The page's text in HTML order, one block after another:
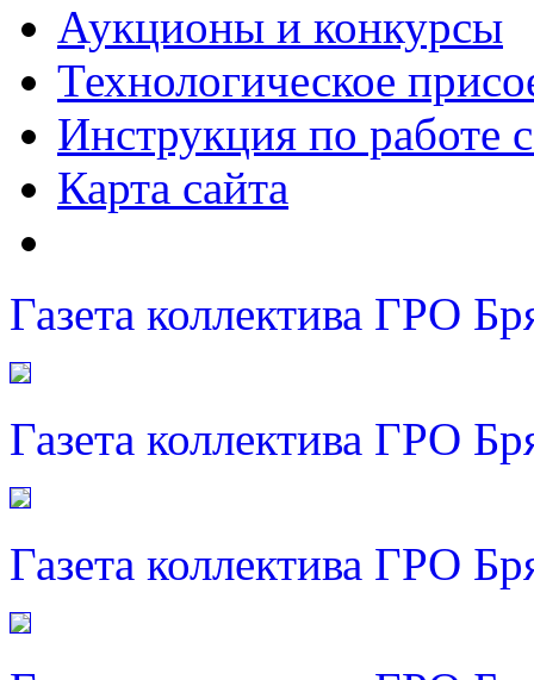
Аукционы и конкурсы
Технологическое
Инструкция по работе
Карта сайта
Газета коллектива ГРО
Газета коллектива ГРО
Газета коллектива ГРО